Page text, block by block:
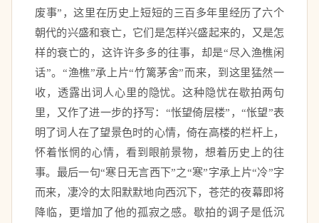
废事”，这里在历史上短短的三百多年里经历了六个
朝代的兴盛和衰亡，它们是怎样兴盛起来的，又是怎
样的衰亡的，这许许多多的往事，却是“尽入渔樵闲
话”。“渔樵”承上片“竹篱茅舍”而来，到这里猛然一
收，透露出词人心里的隐忧。这种隐忧在歇拍两句
里，又作了进一步的抒写：“怅望倚层楼”，“怅望”表
明了词人在了望景色时的心情，倚在高楼的栏杆上，
怀着怅惘的心情，看到眼前景物，想着历史上的往
事。最后一句“寒日无言西下”之“寒”字承上片“冷”字
而来，凄冷的太阳默默地向西沉下，苍茫的夜幕即将
降临，更增加了他的孤寂之感。歇拍的调子是低沉